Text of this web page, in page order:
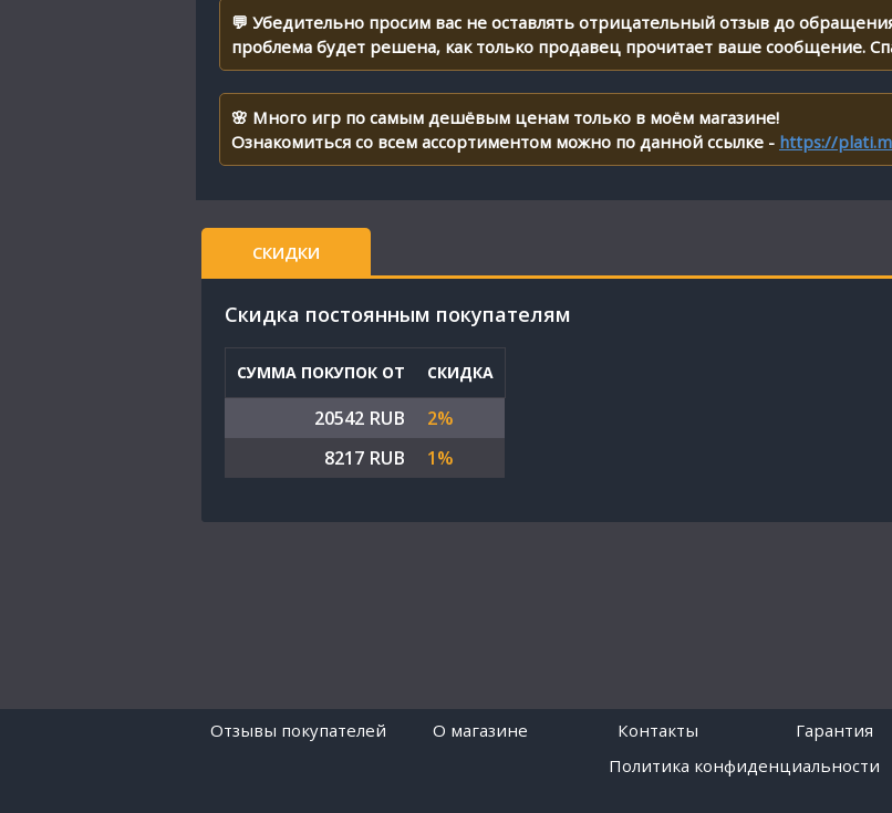
💬 Убедительно просим вас не оставлять отрицательный отзыв до
проблема будет решена, как только продавец прочитает ваше сообщение.
🌸 Много игр по самым дешёвым ценам только в моём магазине!
Ознакомиться со всем ассортиментом можно по данной ссылке - https://
СКИДКИ
Cкидка постоянным покупателям
СУММА ПОКУПОК ОТ СКИДКА
20542 RUB
2%
8217 RUB
1%
Отзывы покупателей O магазине Контакты Гарантия
Политика конфиденциальности